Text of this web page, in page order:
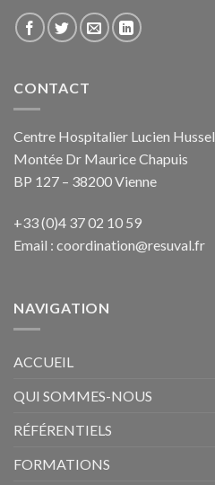
CONTACT
Centre Hospitalier Lucien Hussel
Montée Dr Maurice Chapuis
BP 127 – 38200 Vienne
+33 (0)4 37 02 10 59
Email : coordination@resuval.fr
NAVIGATION
ACCUEIL
QUI SOMMES-NOUS
RÉFÉRENTIELS
FORMATIONS